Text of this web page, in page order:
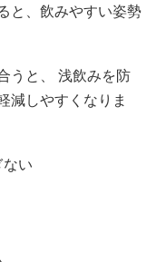
と、飲みやすい姿勢
うと、 浅飲みを防
減しやすくなりま
い